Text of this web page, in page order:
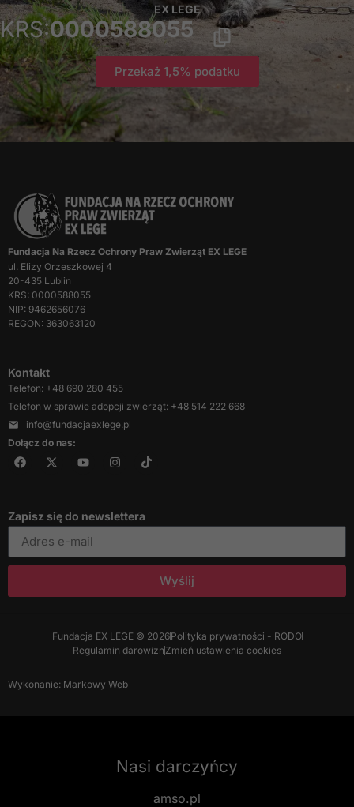
EX LEGE
KRS:0000588055
Przekaż 1,5% podatku
Fundacja Na Rzecz Ochrony Praw Zwierząt EX LEGE
ul. Elizy Orzeszkowej 4
20-435 Lublin
KRS: 0000588055
NIP: 9462656076
REGON: 363063120
Kontakt
Telefon: +48 690 280 455
Telefon w sprawie adopcji zwierząt: +48 514 222 668
info@fundacjaexlege.pl
Dołącz do nas:
Zapisz się do newslettera
Wyślij
Fundacja EX LEGE © 2026Polityka prywatności - RODO
Regulamin darowizn Zmień ustawienia cookies
Wykonanie: Markowy Web
znikną ze strony
internetowej.
Marketing
Udostępniając
zainteresowania i
zachowania
szansę na
treści i ofert.
Nasi darczyńcy
amso.pl